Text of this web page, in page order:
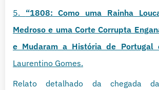
5. “1808: Como uma Rainha
Medroso e uma Corte Corrupta
e Mudaram a História de Portugal
Laurentino Gomes.
Relato detalhado da chegada